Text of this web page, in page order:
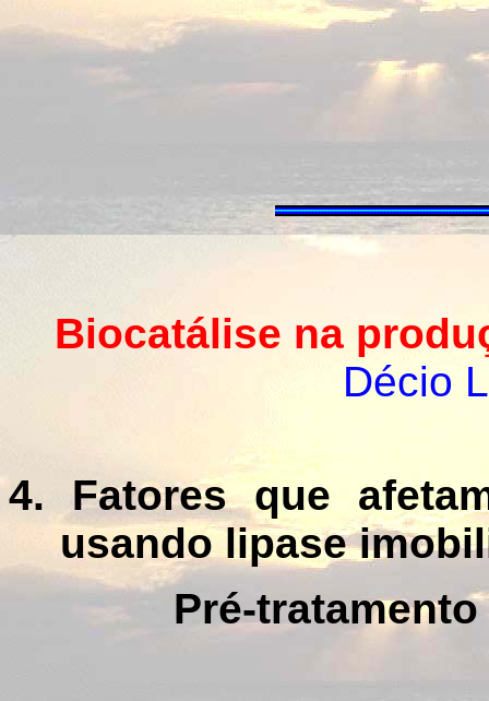
Biocatálise na
Décio
4. Fatores que
usando lipase
Pré-